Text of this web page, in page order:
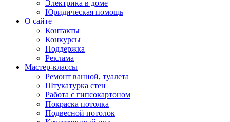
Электрика в доме
Юридическая помощь
О сайте
Контакты
Конкурсы
Поддержка
Реклама
Мастер-классы
Ремонт ванной, туалета
Штукатурка стен
Работа с гипсокартоном
Покраска потолка
Подвесной потолок